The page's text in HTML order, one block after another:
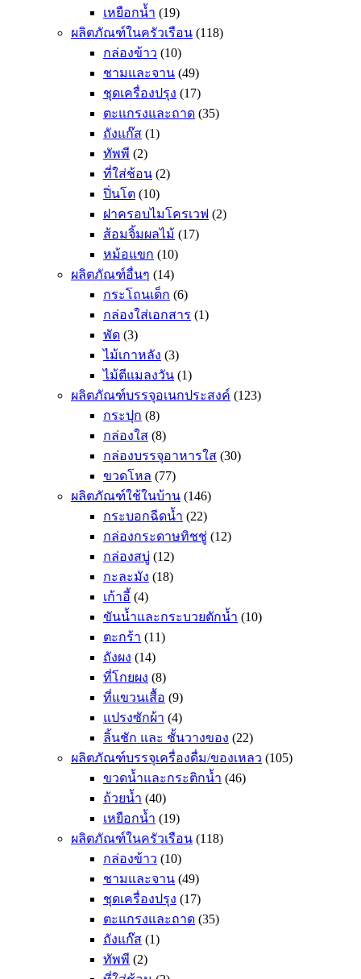
เหยือกน้ำ (19)
ผลิตภัณฑ์ในครัวเรือน (118)
กล่องข้าว (10)
ชามและจาน (49)
ชุดเครื่องปรุง (17)
ตะแกรงและถาด (35)
ถังแก๊ส (1)
ทัพพี (2)
ที่ใส่ช้อน (2)
ปิ่นโต (10)
ฝาครอบไมโครเวฟ (2)
ส้อมจิ้มผลไม้ (17)
หม้อแขก (10)
ผลิตภัณฑ์อื่นๆ (14)
กระโถนเด็ก (6)
กล่องใส่เอกสาร (1)
พัด (3)
ไม้เกาหลัง (3)
ไม้ตีแมลงวัน (1)
ผลิตภัณฑ์บรรจุอเนกประสงค์ (123)
กระปุก (8)
กล่องใส (8)
กล่องบรรจุอาหารใส (30)
ขวดโหล (77)
ผลิตภัณฑ์ใช้ในบ้าน (146)
กระบอกฉีดน้ำ (22)
กล่องกระดาษทิชชู่ (12)
กล่องสบู่ (12)
กะละมัง (18)
เก้าอี้ (4)
ขันน้ำและกระบวยตักน้ำ (10)
ตะกร้า (11)
ถังผง (14)
ที่โกยผง (8)
ที่แขวนเสื้อ (9)
แปรงซักผ้า (4)
ลิ้นชัก และ ชั้นวางของ (22)
ผลิตภัณฑ์บรรจุเครื่องดื่ม/ของเหลว (105)
ขวดน้ำและกระติกน้ำ (46)
ถ้วยน้ำ (40)
เหยือกน้ำ (19)
ผลิตภัณฑ์ในครัวเรือน (118)
กล่องข้าว (10)
ชามและจาน (49)
ชุดเครื่องปรุง (17)
ตะแกรงและถาด (35)
ถังแก๊ส (1)
ทัพพี (2)